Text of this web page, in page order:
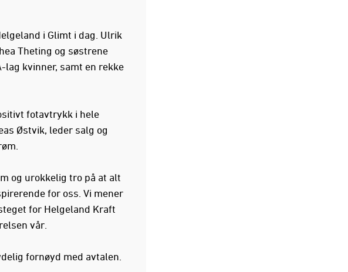
i Glimt i dag. Ulrik
Theting og søstrene
lag kvinner, samt en rekke
fotavtrykk i hele
Østvik, leder salg og
og urokkelig tro på at alt
for oss. Vi mener
for Helgeland Kraft
vår.
fornøyd med avtalen.